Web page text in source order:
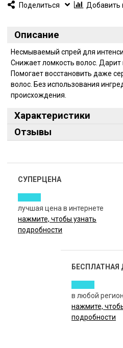
Поделиться Добавить
Описание
Несмываемый спрей для
Снижает ломкость волос. Дарит
Помогает восстановить даже
волос. Без использования
происхождения.
Характеристики
Отзывы
СУПЕРЦЕНА
лучшая цена в интернете
нажмите, чтобы узнать
подробности
БЕСПЛАТНАЯ
в любой
нажмите,
подробности